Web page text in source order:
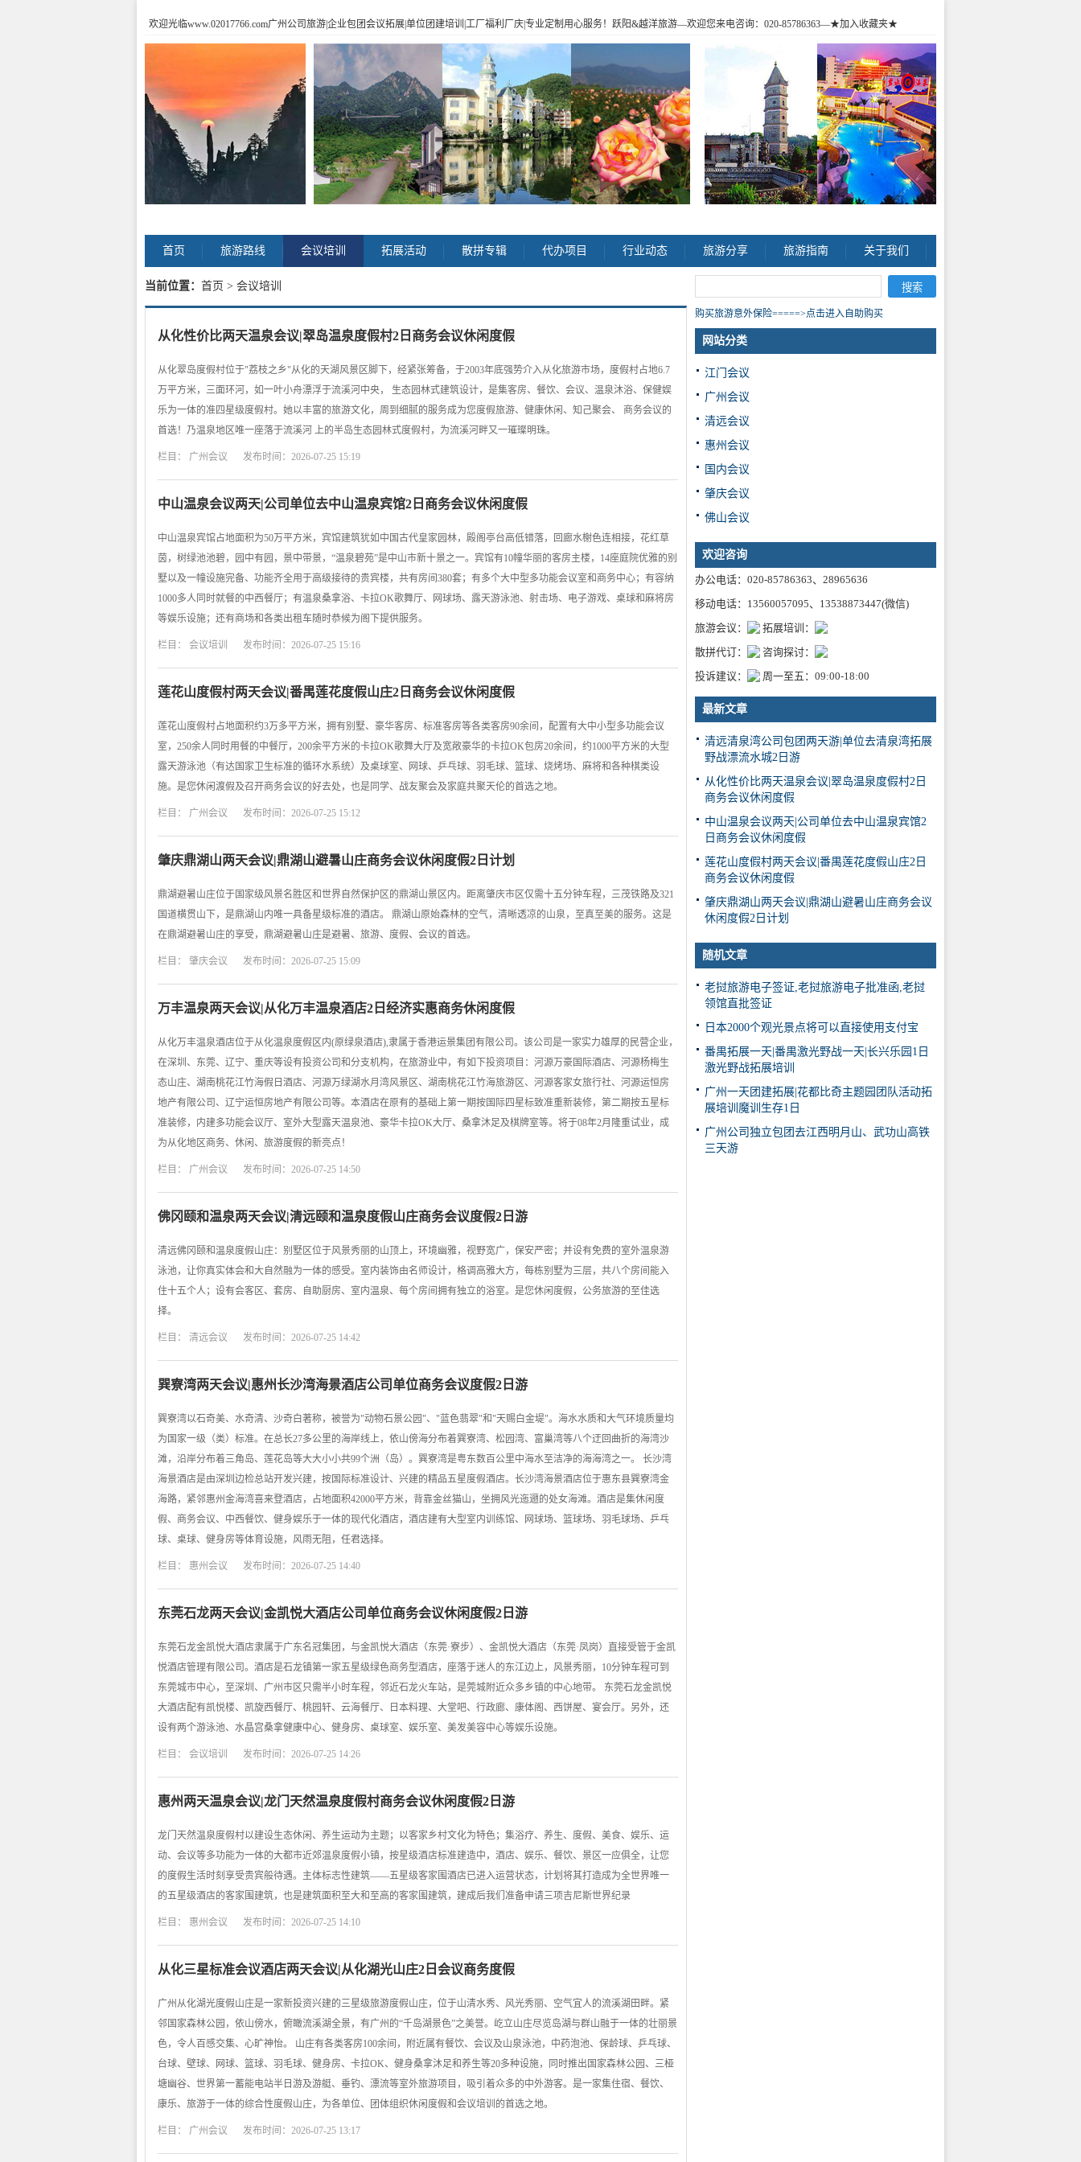
欢迎光临www.02017766.com广州公司旅游|企业包团会议拓展|单位团建培训|工厂福利厂庆|专业定制用心服务！跃阳&越洋旅游—欢迎您来电咨询：020-85786363—★加入收藏夹★
首页 旅游路线 会议培训 拓展活动 散拼专辑 代办项目 行业动态 旅游分享 旅游指南 关于我们
当前位置： 首页 > 会议培训
从化性价比两天温泉会议|翠岛温泉度假村2日商务会议休闲度假
从化翠岛度假村位于"荔枝之乡"从化的天湖风景区脚下，经紧张筹备，于2003年底强势介入从化旅游市场，度假村占地6.7
万平方米，三面环河，如一叶小舟漂浮于流溪河中央， 生态园林式建筑设计，是集客房、餐饮、会议、温泉沐浴、保健娱
乐为一体的准四星级度假村。她以丰富的旅游文化，周到细腻的服务成为您度假旅游、健康休闲、知己聚会、 商务会议的
首选！乃温泉地区唯一座落于流溪河 上的半岛生态园林式度假村，为流溪河畔又一璀璨明珠。
栏目： 广州会议 发布时间：2026-07-25 15:19
中山温泉会议两天|公司单位去中山温泉宾馆2日商务会议休闲度假
中山温泉宾馆占地面积为50万平方米，宾馆建筑犹如中国古代皇家园林，殿阁亭台高低错落，回廊水榭色连相接，花红草
茵，树绿池池碧，园中有园，景中带景，“温泉碧苑”是中山市新十景之一。宾馆有10幢华丽的客房主楼，14座庭院优雅的别
墅以及一幢设施完备、功能齐全用于高级接待的贵宾楼，共有房间380套；有多个大中型多功能会议室和商务中心；有容纳
1000多人同时就餐的中西餐厅；有温泉桑拿浴、卡拉OK歌舞厅、网球场、露天游泳池、射击场、电子游戏、桌球和麻将房
等娱乐设施；还有商场和各类出租车随时恭候为阁下提供服务。
栏目： 会议培训 发布时间：2026-07-25 15:16
莲花山度假村两天会议|番禺莲花度假山庄2日商务会议休闲度假
莲花山度假村占地面积约3万多平方米，拥有别墅、豪华客房、标准客房等各类客房90余间，配置有大中小型多功能会议
室，250余人同时用餐的中餐厅，200余平方米的卡拉OK歌舞大厅及宽敞豪华的卡拉OK包房20余间，约1000平方米的大型
露天游泳池（有达国家卫生标准的循环水系统）及桌球室、网球、乒乓球、羽毛球、篮球、烧烤场、麻将和各种棋类设
施。是您休闲渡假及召开商务会议的好去处，也是同学、战友聚会及家庭共聚天伦的首选之地。
栏目： 广州会议 发布时间：2026-07-25 15:12
肇庆鼎湖山两天会议|鼎湖山避暑山庄商务会议休闲度假2日计划
鼎湖避暑山庄位于国家级风景名胜区和世界自然保护区的鼎湖山景区内。距离肇庆市区仅需十五分钟车程，三茂铁路及321
国道横贯山下，是鼎湖山内唯一具备星级标准的酒店。 鼎湖山原始森林的空气，清晰透凉的山泉，至真至美的服务。这是
在鼎湖避暑山庄的享受，鼎湖避暑山庄是避暑、旅游、度假、会议的首选。
栏目： 肇庆会议 发布时间：2026-07-25 15:09
万丰温泉两天会议|从化万丰温泉酒店2日经济实惠商务休闲度假
从化万丰温泉酒店位于从化温泉度假区内(原绿泉酒店),隶属于香港运景集团有限公司。该公司是一家实力雄厚的民营企业，
在深圳、东莞、辽宁、重庆等设有投资公司和分支机构，在旅游业中，有如下投资项目：河源万豪国际酒店、河源杨梅生
态山庄、湖南桃花江竹海假日酒店、河源万绿湖水月湾风景区、湖南桃花江竹海旅游区、河源客家女旅行社、河源运恒房
地产有限公司、辽宁运恒房地产有限公司等。本酒店在原有的基础上第一期按国际四星标致准重新装修，第二期按五星标
准装修，内建多功能会议厅、室外大型露天温泉池、豪华卡拉OK大厅、桑拿沐足及棋牌室等。将于08年2月隆重试业，成
为从化地区商务、休闲、旅游度假的新亮点！
栏目： 广州会议 发布时间：2026-07-25 14:50
佛冈颐和温泉两天会议|清远颐和温泉度假山庄商务会议度假2日游
清远佛冈颐和温泉度假山庄：别墅区位于风景秀丽的山顶上，环境幽雅，视野宽广，保安严密；并设有免费的室外温泉游
泳池，让你真实体会和大自然融为一体的感受。室内装饰由名师设计，格调高雅大方，每栋别墅为三层，共八个房间能入
住十五个人；设有会客区、套房、自助厨房、室内温泉、每个房间拥有独立的浴室。是您休闲度假，公务旅游的至佳选
择。
栏目： 清远会议 发布时间：2026-07-25 14:42
巽寮湾两天会议|惠州长沙湾海景酒店公司单位商务会议度假2日游
巽寮湾以石奇美、水奇清、沙奇白著称，被誉为"动物石景公园"、"蓝色翡翠"和"天赐白金堤"。海水水质和大气环境质量均
为国家一级（类）标准。在总长27多公里的海岸线上，依山傍海分布着巽寮湾、松园湾、富巢湾等八个迂回曲折的海湾沙
滩，沿岸分布着三角岛、莲花岛等大大小小共99个洲（岛）。巽寮湾是粤东数百公里中海水至洁净的海海湾之一。 长沙湾
海景酒店是由深圳边检总站开发兴建，按国际标准设计、兴建的精品五星度假酒店。长沙湾海景酒店位于惠东县巽寮湾金
海路，紧邻惠州金海湾喜来登酒店，占地面积42000平方米，背靠金丝猫山，坐拥风光迤逦的处女海滩。酒店是集休闲度
假、商务会议、中西餐饮、健身娱乐于一体的现代化酒店，酒店建有大型室内训练馆、网球场、篮球场、羽毛球场、乒乓
球、桌球、健身房等体育设施，风雨无阻，任君选择。
栏目： 惠州会议 发布时间：2026-07-25 14:40
东莞石龙两天会议|金凯悦大酒店公司单位商务会议休闲度假2日游
东莞石龙金凯悦大酒店隶属于广东名冠集团，与金凯悦大酒店（东莞·寮步）、金凯悦大酒店（东莞·凤岗）直接受管于金凯
悦酒店管理有限公司。酒店是石龙镇第一家五星级绿色商务型酒店，座落于迷人的东江边上，风景秀丽，10分钟车程可到
东莞城市中心，至深圳、广州市区只需半小时车程，邻近石龙火车站，是莞城附近众多乡镇的中心地带。 东莞石龙金凯悦
大酒店配有凯悦楼、凯旋西餐厅、桃园轩、云海餐厅、日本料理、大堂吧、行政廊、康体阁、西饼屋、宴会厅。另外，还
设有两个游泳池、水晶宫桑拿健康中心、健身房、桌球室、娱乐室、美发美容中心等娱乐设施。
栏目： 会议培训 发布时间：2026-07-25 14:26
惠州两天温泉会议|龙门天然温泉度假村商务会议休闲度假2日游
龙门天然温泉度假村以建设生态休闲、养生运动为主题；以客家乡村文化为特色；集浴疗、养生、度假、美食、娱乐、运
动、会议等多功能为一体的大都市近郊温泉度假小镇，按星级酒店标准建造中，酒店、娱乐、餐饮、景区一应俱全，让您
的度假生活时刻享受贵宾般待遇。主体标志性建筑——五星级客家围酒店已进入运营状态，计划将其打造成为全世界唯一
的五星级酒店的客家围建筑，也是建筑面积至大和至高的客家围建筑，建成后我们准备申请三项吉尼斯世界纪录
栏目： 惠州会议 发布时间：2026-07-25 14:10
从化三星标准会议酒店两天会议|从化湖光山庄2日会议商务度假
广州从化湖光度假山庄是一家新投资兴建的三星级旅游度假山庄，位于山清水秀、风光秀丽、空气宜人的流溪湖田畔。紧
邻国家森林公园，依山傍水，俯瞰流溪湖全景，有广州的“千岛湖景色”之美誉。屹立山庄尽览岛湖与群山融于一体的壮丽景
色，令人百感交集、心旷神怡。 山庄有各类客房100余间，附近属有餐饮、会议及山泉泳池，中药泡池、保龄球、乒乓球、
台球、壁球、网球、篮球、羽毛球、健身房、卡拉OK、健身桑拿沐足和养生等20多种设施，同时推出国家森林公园、三桠
塘幽谷、世界第一蓄能电站半日游及游艇、垂钓、漂流等室外旅游项目，吸引着众多的中外游客。是一家集住宿、餐饮、
康乐、旅游于一体的综合性度假山庄，为各单位、团体组织休闲度假和会议培训的首选之地。
栏目： 广州会议 发布时间：2026-07-25 13:17
购买旅游意外保险=====>点击进入自助购买
网站分类
江门会议
广州会议
清远会议
惠州会议
国内会议
肇庆会议
佛山会议
欢迎咨询
办公电话：020-85786363、28965636
移动电话：13560057095、13538873447(微信)
旅游会议：
拓展培训：
散拼代订：
咨询探讨：
投诉建议：
周一至五：09:00-18:00
最新文章
清远清泉湾公司包团两天游|单位去清泉湾拓展
野战漂流水城2日游
从化性价比两天温泉会议|翠岛温泉度假村2日
商务会议休闲度假
中山温泉会议两天|公司单位去中山温泉宾馆2
日商务会议休闲度假
莲花山度假村两天会议|番禺莲花度假山庄2日
商务会议休闲度假
肇庆鼎湖山两天会议|鼎湖山避暑山庄商务会议
休闲度假2日计划
随机文章
老挝旅游电子签证,老挝旅游电子批准函,老挝
领馆直批签证
日本2000个观光景点将可以直接使用支付宝
番禺拓展一天|番禺激光野战一天|长兴乐园1日
激光野战拓展培训
广州一天团建拓展|花都比奇主题园团队活动拓
展培训魔训生存1日
广州公司独立包团去江西明月山、武功山高铁
三天游